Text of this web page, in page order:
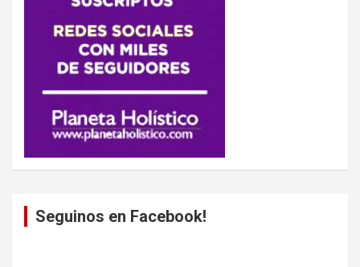
Seguinos en Facebook!